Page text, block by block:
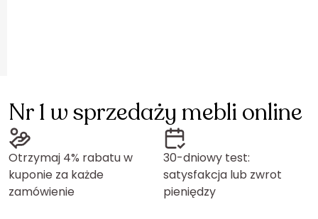
Nr 1 w sprzedaży mebli online
Otrzymaj 4% rabatu w
kuponie za każde
zamówienie
30-dniowy test:
satysfakcja lub zwrot
pieniędzy